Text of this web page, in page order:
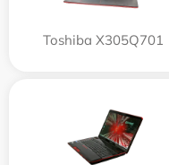
Toshiba X305Q701